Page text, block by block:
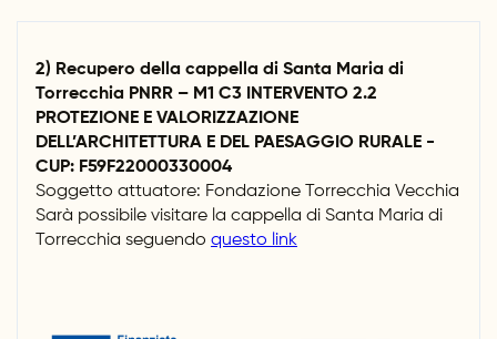
2) Recupero della cappella di Santa Maria di
Torrecchia PNRR – M1 C3 INTERVENTO 2.2
PROTEZIONE E VALORIZZAZIONE
DELL’ARCHITETTURA E DEL PAESAGGIO RURALE -
CUP: F59F22000330004
Soggetto attuatore: Fondazione Torrecchia Vecchia
Sarà possibile visitare la cappella di Santa Maria di
Torrecchia seguendo questo link